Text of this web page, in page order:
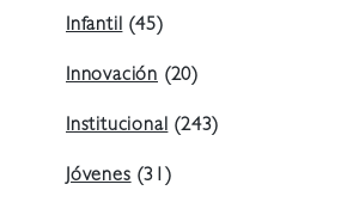
Infantil (45)
Innovación (20)
Institucional (243)
Jóvenes (31)